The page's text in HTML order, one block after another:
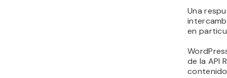
Una
en
de la API